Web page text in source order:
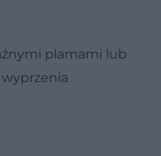
plamami lub